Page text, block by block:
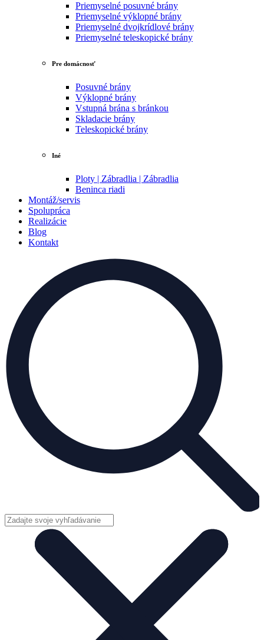
Priemyselné posuvné brány
Priemyselné výklopné brány
Priemyselné dvojkrídlové brány
Priemyselné teleskopické brány
Pre domácnosť
Posuvné brány
Výklopné brány
Vstupná brána s bránkou
Skladacie brány
Teleskopické brány
Iné
Ploty | Zábradlia | Zábradlia
Beninca riadi
Montáž/servis
Spolupráca
Realizácie
Blog
Kontakt